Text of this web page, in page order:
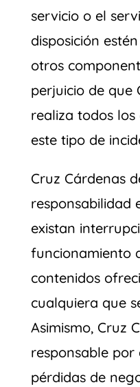
servicio o el
disposición
otros
perjuicio de que
realiza todos
este tipo de
Cruz Cárdenas
responsabilidad
existan
funcionamiento
contenidos
cualquiera que
Asimismo, Cruz
responsable por
pérdidas de